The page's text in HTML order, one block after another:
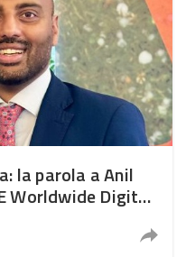
la parola a Anil
Worldwide Digital